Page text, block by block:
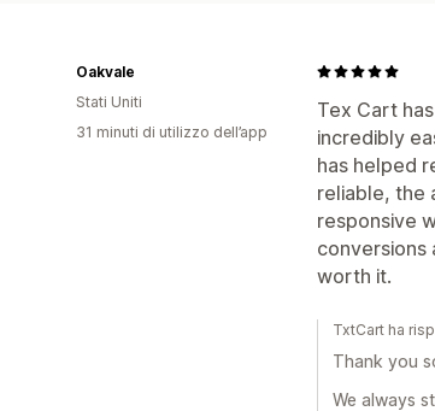
Tex Cart
incredibly
has helped
reliable, the
responsive
conversions
worth it.
Oakvale
Stati Uniti
31 minuti di utilizzo dell’app
TxtCart ha
Thank you
We always